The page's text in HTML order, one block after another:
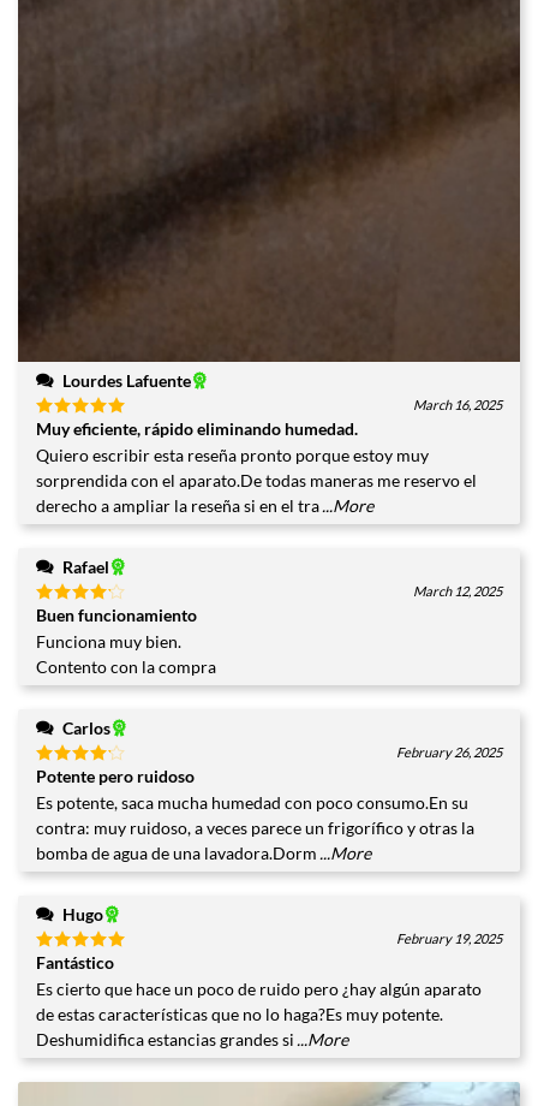
Lourdes Lafuente
Valorado
con
5
March 16, 2025
Muy eficiente, rápido eliminando humedad.
Quiero escribir esta reseña pronto porque estoy muy
sorprendida con el aparato.De todas maneras me reservo el
derecho a ampliar la reseña si en el tra...More
Rafael
Valorado
con 4
de 5
March 12, 2025
Buen funcionamiento
Funciona muy bien.
Contento con la compra
Carlos
Valorado
con
4
de 5
February 26, 2025
Potente pero ruidoso
Es potente, saca mucha humedad con poco consumo.En su
contra: muy ruidoso, a veces parece un frigorífico y otras la
bomba de agua de una lavadora.Dorm...More
Hugo
Valorado
con
de
5
February 19, 2025
Fantástico
Es cierto que hace un poco de ruido pero ¿hay algún aparato
de estas características que no lo haga?Es muy potente.
Deshumidifica estancias grandes si...More